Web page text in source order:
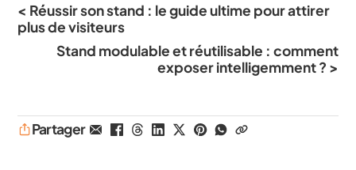
< Réussir son stand : le guide ultime pour attirer
plus de visiteurs
Stand modulable et réutilisable : comment
exposer intelligemment ? >
Partager